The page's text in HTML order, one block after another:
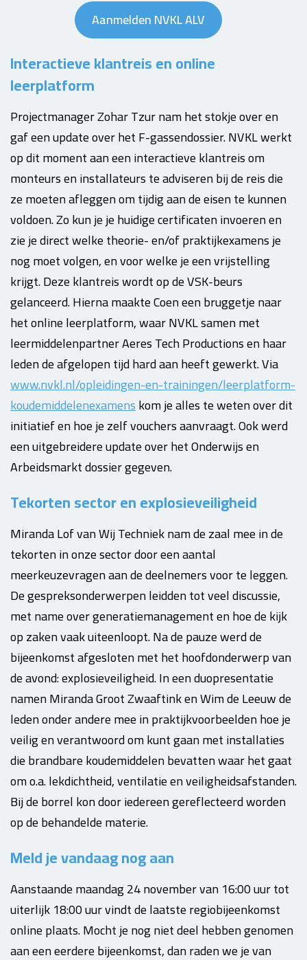
Aanmelden NVKL ALV
Interactieve klantreis en online
leerplatform
Projectmanager Zohar Tzur nam het stokje over en
gaf een update over het F-gassendossier. NVKL werkt
op dit moment aan een interactieve klantreis om
monteurs en installateurs te adviseren bij de reis die
ze moeten afleggen om tijdig aan de eisen te kunnen
voldoen. Zo kun je je huidige certificaten invoeren en
zie je direct welke theorie- en/of praktijkexamens je
nog moet volgen, en voor welke je een vrijstelling
krijgt. Deze klantreis wordt op de VSK-beurs
gelanceerd. Hierna maakte Coen een bruggetje naar
het online leerplatform, waar NVKL samen met
leermiddelenpartner Aeres Tech Productions en haar
leden de afgelopen tijd hard aan heeft gewerkt. Via
www.nvkl.nl/opleidingen-en-trainingen/leerplatform-
koudemiddelenexamenskom je alles te weten over dit
initiatief en hoe je zelf vouchers aanvraagt. Ook werd
een uitgebreidere update over het Onderwijs en
Arbeidsmarkt dossier gegeven.
Tekorten sector en explosieveiligheid
Miranda Lof van Wij Techniek nam de zaal mee in de
tekorten in onze sector door een aantal
meerkeuzevragen aan de deelnemers voor te leggen.
De gespreksonderwerpen leidden tot veel discussie,
met name over generatiemanagement en hoe de kijk
op zaken vaak uiteenloopt. Na de pauze werd de
bijeenkomst afgesloten met het hoofdonderwerp van
de avond: explosieveiligheid. In een duopresentatie
namen Miranda Groot Zwaaftink en Wim de Leeuw de
leden onder andere mee in praktijkvoorbeelden hoe je
veilig en verantwoord om kunt gaan met installaties
die brandbare koudemiddelen bevatten waar het gaat
om o.a. lekdichtheid, ventilatie en veiligheidsafstanden.
Bij de borrel kon door iedereen gereflecteerd worden
op de behandelde materie.
Meld je vandaag nog aan
Aanstaande maandag 24 november van 16:00 uur tot
uiterlijk 18:00 uur vindt de laatste regiobijeenkomst
online plaats. Mocht je nog niet deel hebben genomen
aan een eerdere bijeenkomst, dan raden we je van